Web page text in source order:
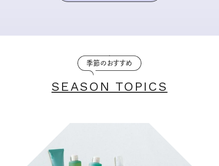
季節のおすすめ
SEASON TOPICS